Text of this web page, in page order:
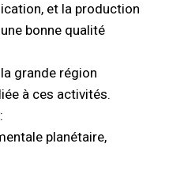
et la production
bonne qualité
la grande région
à ces activités.
planétaire,